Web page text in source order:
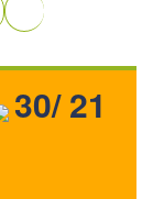
30/ 21